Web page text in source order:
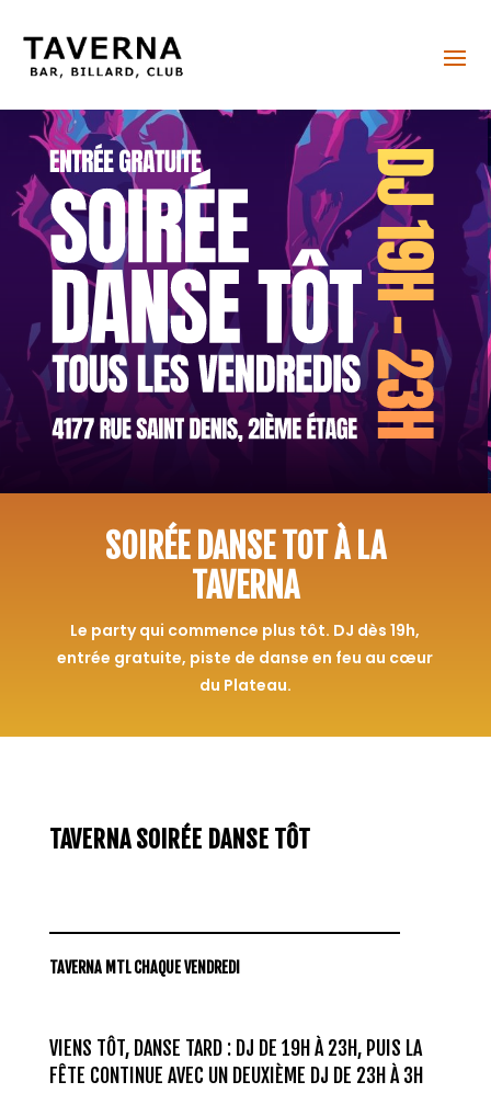
SOIRÉE DANSE TOT À LA
TAVERNA
Le party qui commence plus tôt. DJ dès 19h,
entrée gratuite, piste de danse en feu au cœur
du Plateau.
TAVERNA SOIRÉE DANSE TÔT
TAVERNA MTL CHAQUE VENDREDI
VIENS TÔT, DANSE TARD : DJ DE 19H À 23H, PUIS LA
FÊTE CONTINUE AVEC UN DEUXIÈME DJ DE 23H À 3H